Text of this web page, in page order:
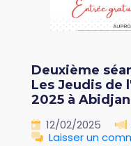
Deuxième
Les Jeudis de
2025 à Abidjan
12/02/2025
Laisser un